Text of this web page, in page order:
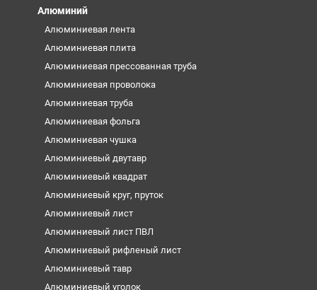
Алюминий
Алюминиевая лента
Алюминиевая плита
Алюминиевая прессованная труба
Алюминиевая проволока
Алюминиевая труба
Алюминиевая фольга
Алюминиевая чушка
Алюминиевый двутавр
Алюминиевый квадрат
Алюминиевый круг, пруток
Алюминиевый лист
Алюминиевый лист ПВЛ
Алюминиевый рифленый лист
Алюминиевый тавр
Алюминиевый уголок